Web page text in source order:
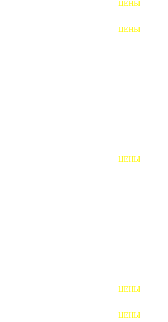
ЦЕНЫ
ЦЕНЫ
ШАЙБЫ ФУНДАМЕНТНЫЕ
ЦЕНЫ
ЦЕНЫ
ЦЕНЫ